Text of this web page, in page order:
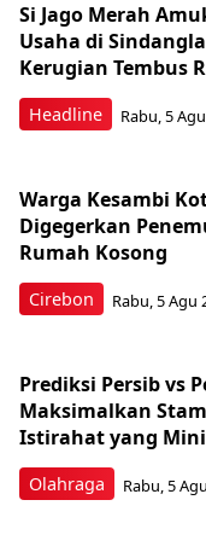
Headline
Si Jago Merah
Usaha di
Kerugian Tembus
Rabu, 5
Cirebon
Warga Kesambi
Digegerkan
Rumah Kosong
Rabu, 5 Agu
Olahraga
Prediksi Persib vs
Maksimalkan
Istirahat yang
Rabu, 5